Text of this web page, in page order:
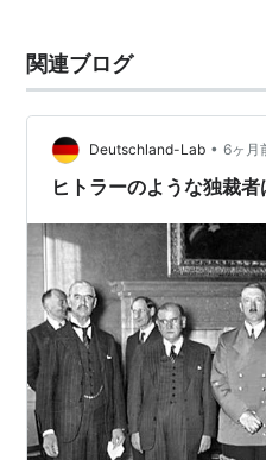
関連ブログ
Deutschland-Lab • 6ヶ月
ヒトラーのような独裁